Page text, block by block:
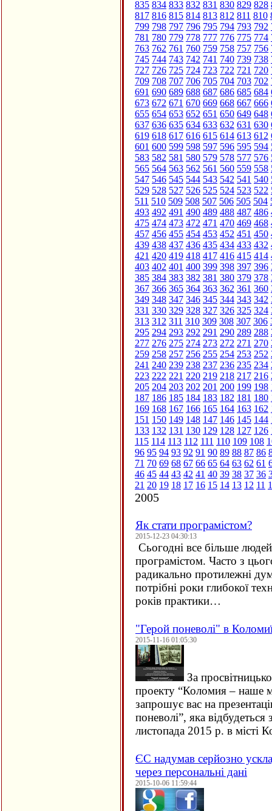
835 834 833 832 831 830 829 828
817 816 815 814 813 812 811 810
799 798 797 796 795 794 793 792
781 780 779 778 777 776 775 774
763 762 761 760 759 758 757 756
745 744 743 742 741 740 739 738
727 726 725 724 723 722 721 720
709 708 707 706 705 704 703 702
691 690 689 688 687 686 685 684
673 672 671 670 669 668 667 666
655 654 653 652 651 650 649 648
637 636 635 634 633 632 631 630
619 618 617 616 615 614 613 612
601 600 599 598 597 596 595 594
583 582 581 580 579 578 577 576
565 564 563 562 561 560 559 558
547 546 545 544 543 542 541 540
529 528 527 526 525 524 523 522
511 510 509 508 507 506 505 504
493 492 491 490 489 488 487 486
475 474 473 472 471 470 469 468
457 456 455 454 453 452 451 450
439 438 437 436 435 434 433 432
421 420 419 418 417 416 415 414
403 402 401 400 399 398 397 396
385 384 383 382 381 380 379 378
367 366 365 364 363 362 361 360
349 348 347 346 345 344 343 342
331 330 329 328 327 326 325 324
313 312 311 310 309 308 307 306
295 294 293 292 291 290 289 288
277 276 275 274 273 272 271 270
259 258 257 256 255 254 253 252
241 240 239 238 237 236 235 234
223 222 221 220 219 218 217 216
205 204 203 202 201 200 199 198
187 186 185 184 183 182 181 180
169 168 167 166 165 164 163 162
151 150 149 148 147 146 145 144
133 132 131 130 129 128 127 126
115 114 113 112 111 110 109 108
96 95 94 93 92 91 90 89 88 87 86
71 70 69 68 67 66 65 64 63 62 61
46 45 44 43 42 41 40 39 38 37 36
21 20 19 18 17 16 15 14 13 12 11
2005
Як стати програмістом?
2015-12-23 04:30:13
Сьогодні все більше
програмістом. Часто з
радикально протилежні
потрібні роки глибокої
років практики…
"Герой поневолі" в
2015-11-16 01:05:30
За
проекту “Коломия – наше
запрошує вас на
поневолі”, яка відбудеться
листопада 2015 р. в місті
ЄC надумав серйозно
через персональні дані
2015-10-06 11:59:44